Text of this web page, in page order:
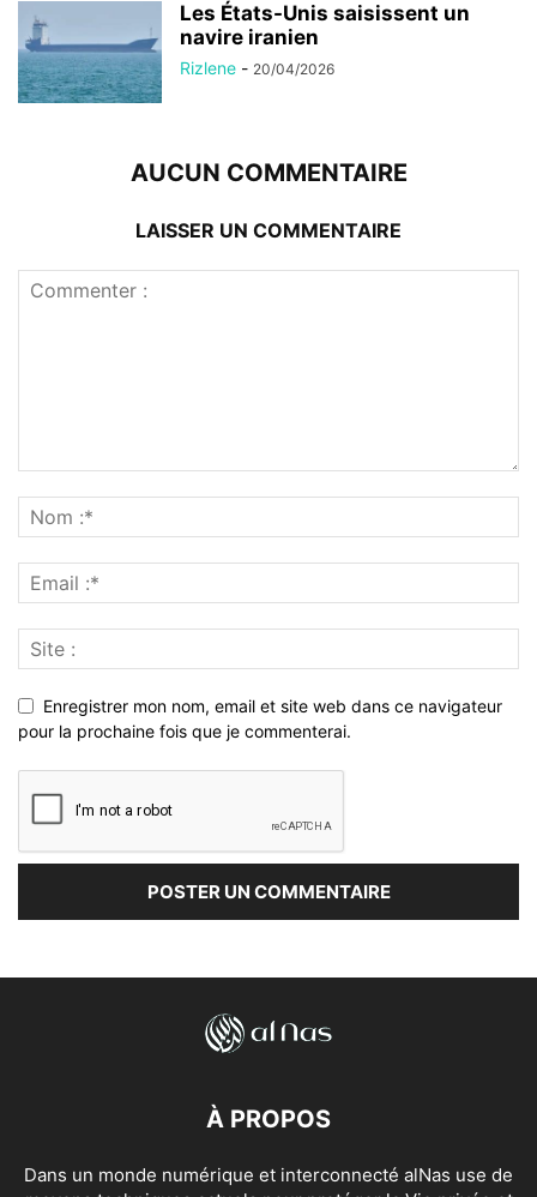
Les États-Unis saisissent un
navire iranien
Rizlene - 20/04/2026
AUCUN COMMENTAIRE
LAISSER UN COMMENTAIRE
Enregistrer mon nom, email et site web dans ce navigateur
pour la prochaine fois que je commenterai.
À PROPOS
Dans un monde numérique et interconnecté alNas use de